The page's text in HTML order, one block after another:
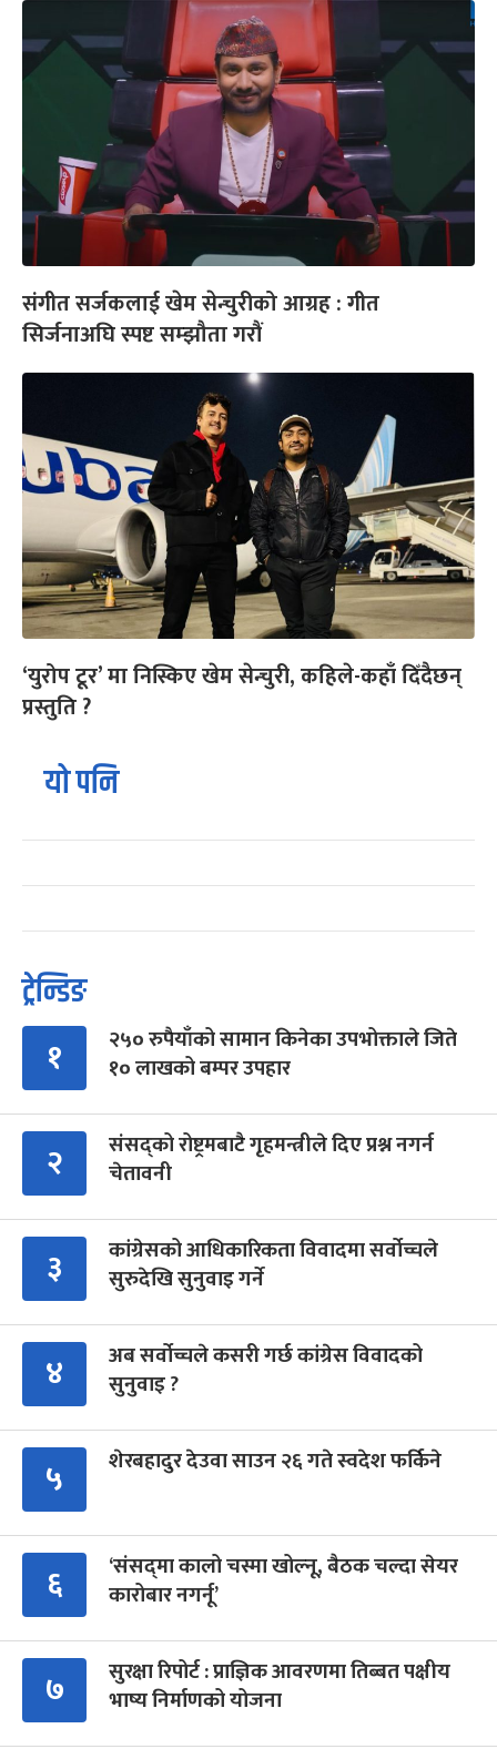
संगीत सर्जकलाई खेम सेन्चुरीको आग्रह : गीत
सिर्जनाअघि स्पष्ट सम्झौता गरौं
‘युरोप टूर’ मा निस्किए खेम सेन्चुरी, कहिले-कहाँ दिँदैछन्
प्रस्तुति ?
यो पनि
ट्रेन्डिङ
१
२५० रुपैयाँको सामान किनेका उपभोक्ताले जिते
१० लाखको बम्पर उपहार
२
संसद्को रोष्ट्रमबाटै गृहमन्त्रीले दिए प्रश्न नगर्न
चेतावनी
३
कांग्रेसको आधिकारिकता विवादमा सर्वोच्चले
सुरुदेखि सुनुवाइ गर्ने
४
अब सर्वोच्चले कसरी गर्छ कांग्रेस विवादको
सुनुवाइ ?
५ शेरबहादुर देउवा साउन २६ गते स्वदेश फर्किने
६
‘संसद्‍मा कालो चस्मा खोल्नू, बैठक चल्दा सेयर
कारोबार नगर्नू’
७
सुरक्षा रिपोर्ट : प्राज्ञिक आवरणमा तिब्बत पक्षीय
भाष्य निर्माणको योजना